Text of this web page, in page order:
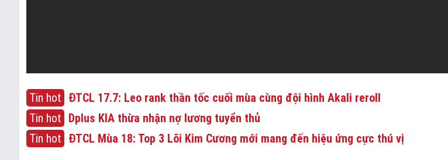
Tin hot ĐTCL 17.7: Leo rank thần tốc cuối mùa cùng đội hình Akali reroll
Tin hot Dplus KIA thừa nhận nợ lương tuyển thủ
Tin hot ĐTCL Mùa 18: Top 3 Lõi Kim Cương mới mang đến hiệu ứng cực thú vị